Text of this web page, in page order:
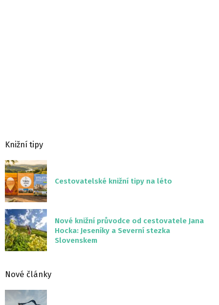
Knižní tipy
Cestovatelské knižní tipy na léto
Nové knižní průvodce od cestovatele Jana
Hocka: Jeseníky a Severní stezka
Slovenskem
Nové články